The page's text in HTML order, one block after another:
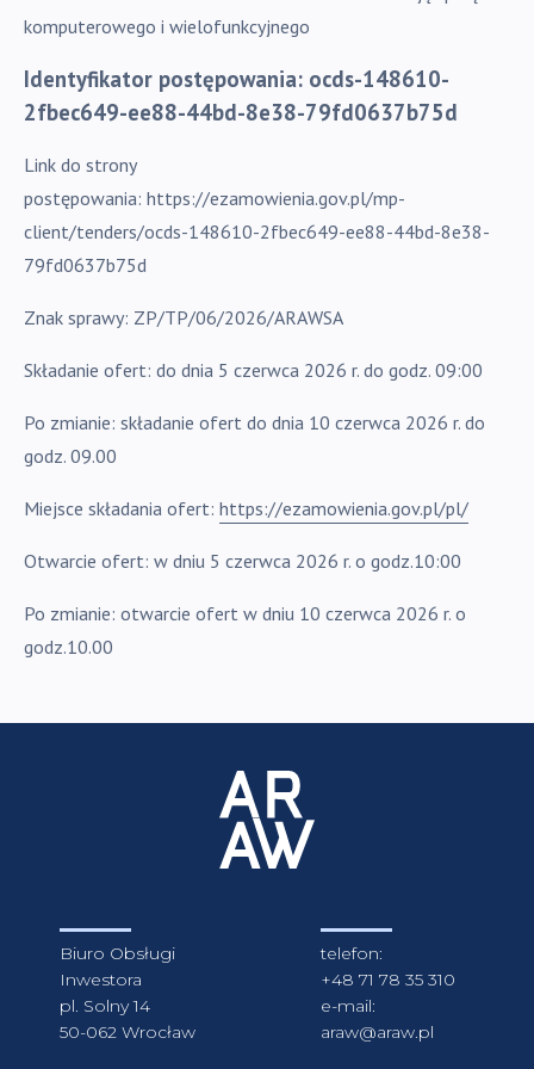
komputerowego i wielofunkcyjnego
Identyfikator postępowania: ocds-148610-
2fbec649-ee88-44bd-8e38-79fd0637b75d
Link do strony
postępowania: https://ezamowienia.gov.pl/mp-
client/tenders/ocds-148610-2fbec649-ee88-44bd-8e38-
79fd0637b75d
Znak sprawy: ZP/TP/06/2026/ARAWSA
Składanie ofert: do dnia 5 czerwca 2026 r. do godz. 09:00
Po zmianie: składanie ofert do dnia 10 czerwca 2026 r. do
godz. 09.00
Miejsce składania ofert: https://ezamowienia.gov.pl/pl/
Otwarcie ofert: w dniu 5 czerwca 2026 r. o godz.10:00
Po zmianie: otwarcie ofert w dniu 10 czerwca 2026 r. o
godz.10.00
Biuro Obsługi
Inwestora
pl. Solny 14
50-062 Wrocław
telefon:
+48 71 78 35 310
e-mail:
araw@araw.pl